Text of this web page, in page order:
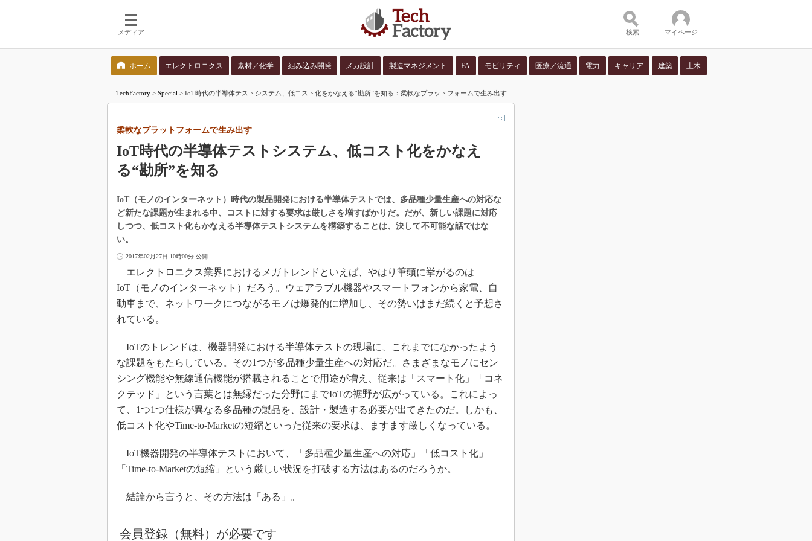
メディア
検索語を入力してください 並び順：
検索 マイページ
ホーム エレクトロニクス 素材／化学 組み込み開発 メカ設計 製造マネジメント FA モビリティ 医療／流通 電力 キャリア 建築 土木
TechFactory > Special > IoT時代の半導体テストシステム、低コスト化をかなえる“勘所”を知る：柔軟なプラットフォームで生み出す
IoT時代の半導体テストシステム、低コスト化をかなえ
る“勘所”を知る
柔軟なプラットフォームで生み出す
IoT（モノのインターネット）時代の製品開発における半導体テストでは、多品種少量生産への対応な
ど新たな課題が生まれる中、コストに対する要求は厳しさを増すばかりだ。だが、新しい課題に対応
しつつ、低コスト化もかなえる半導体テストシステムを構築することは、決して不可能な話ではな
い。
2017年02月27日 10時00分 公開
エレクトロニクス業界におけるメガトレンドといえば、やはり筆頭に挙がるのは
IoT（モノのインターネット）だろう。ウェアラブル機器やスマートフォンから家電、自
動車まで、ネットワークにつながるモノは爆発的に増加し、その勢いはまだ続くと予想さ
れている。
IoTのトレンドは、機器開発における半導体テストの現場に、これまでになかったよう
な課題をもたらしている。その1つが多品種少量生産への対応だ。さまざまなモノにセン
シング機能や無線通信機能が搭載されることで用途が増え、従来は「スマート化」「コネ
クテッド」という言葉とは無縁だった分野にまでIoTの裾野が広がっている。これによっ
て、1つ1つ仕様が異なる多品種の製品を、設計・製造する必要が出てきたのだ。しかも、
低コスト化やTime-to-Marketの短縮といった従来の要求は、ますます厳しくなっている。
IoT機器開発の半導体テストにおいて、「多品種少量生産への対応」「低コスト化」
「Time-to-Marketの短縮」という厳しい状況を打破する方法はあるのだろうか。
結論から言うと、その方法は「ある」。
会員登録（無料）が必要です